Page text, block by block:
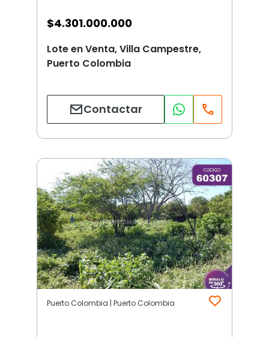
$4.301.000.000
Lote en Venta, Villa Campestre,
Puerto Colombia
Contactar
Puerto Colombia | Puerto Colombia